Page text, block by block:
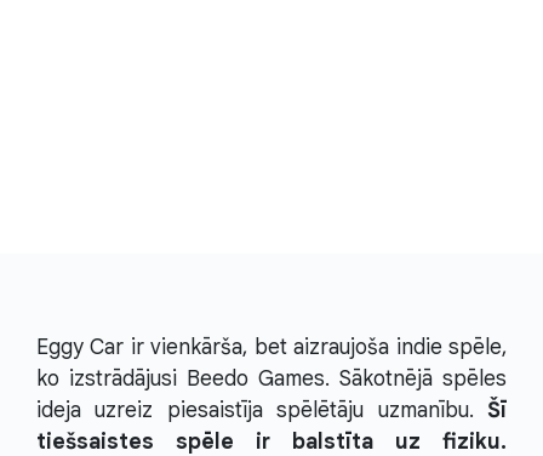
Eggy Car ir vienkārša, bet aizraujoša indie spēle,
ko izstrādājusi Beedo Games. Sākotnējā spēles
ideja uzreiz piesaistīja spēlētāju uzmanību. Šī
tiešsaistes spēle ir balstīta uz fiziku.